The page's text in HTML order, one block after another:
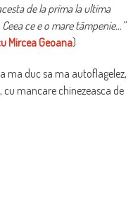
de la prima la ultima
ce e o mare tâmpenie…”
Mircea Geoana)
ma duc sa ma autoflagelez,
cu mancare chinezeasca de